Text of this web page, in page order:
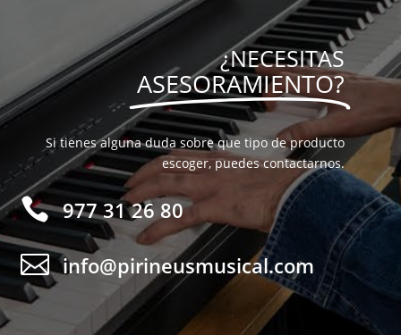
¿NECESITAS
ASESORAMIENTO?
Si tienes alguna duda sobre que tipo de producto
escoger, puedes contactarnos.
 977 31 26 80
 info@pirineusmusical.com